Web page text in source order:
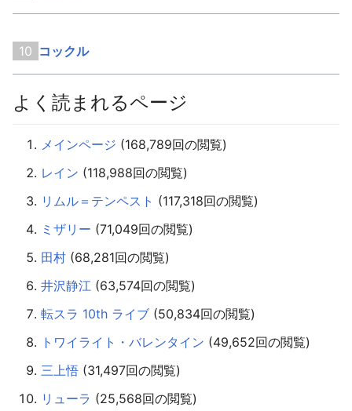
10 コックル
よく読まれるページ
メインページ ‏‎ (168,789回の閲覧)
レイン ‏‎ (118,988回の閲覧)
リムル＝テンペスト ‏‎ (117,318回の閲覧)
ミザリー ‏‎ (71,049回の閲覧)
田村 ‏‎ (68,281回の閲覧)
井沢静江 ‏‎ (63,574回の閲覧)
転スラ 10th ライブ ‏‎ (50,834回の閲覧)
トワイライト・バレンタイン ‏‎ (49,652回の閲覧)
三上悟 ‏‎ (31,497回の閲覧)
リューラ ‏‎ (25,568回の閲覧)